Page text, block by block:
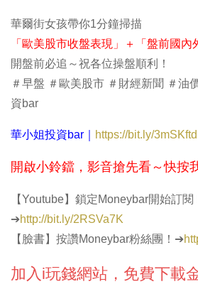
華爾街女孩帶你1分鐘掃描
「歐美股市收盤表現」＋「盤前國內
開盤前必追～祝各位操盤順利！
＃早盤 ＃歐美股市 ＃財經新聞 ＃油
資bar
華小姐投資bar｜ https://bit.ly/3mSKftd
開啟小鈴鐺，影音搶先看～快按
【Youtube】鎖定Moneybar開始訂閱
➔http://bit.ly/2RSVa7K
【臉書】按讚Moneybar粉絲團！➔
加入i玩錢網站，免費下載